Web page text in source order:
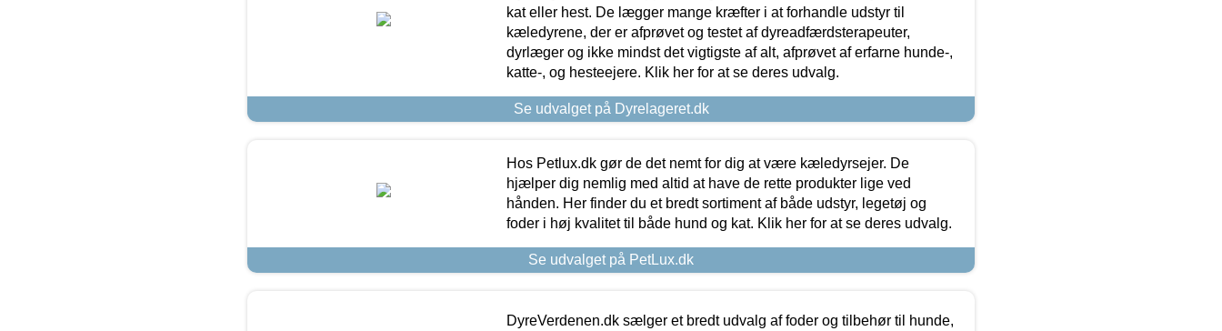
kat eller hest. De lægger mange kræfter i at forhandle udstyr til
kæledyrene, der er afprøvet og testet af dyreadfærdsterapeuter,
dyrlæger og ikke mindst det vigtigste af alt, afprøvet af erfarne hunde-,
katte-, og hesteejere. Klik her for at se deres udvalg.
Se udvalget på Dyrelageret.dk
Hos Petlux.dk gør de det nemt for dig at være kæledyrsejer. De
hjælper dig nemlig med altid at have de rette produkter lige ved
hånden. Her finder du et bredt sortiment af både udstyr, legetøj og
foder i høj kvalitet til både hund og kat. Klik her for at se deres udvalg.
Se udvalget på PetLux.dk
DyreVerdenen.dk sælger et bredt udvalg af foder og tilbehør til hunde,